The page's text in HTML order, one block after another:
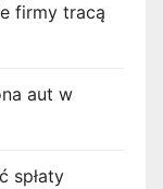
firmy tracą
aut w
spłaty